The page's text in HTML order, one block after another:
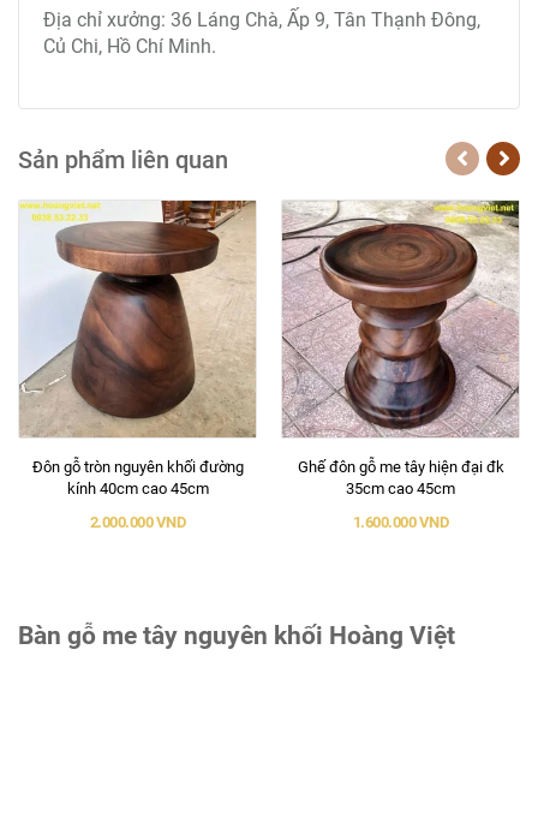
Địa chỉ xưởng: 36 Láng Chà, Ấp 9, Tân Thạnh Đông,
Củ Chi, Hồ Chí Minh.
Sản phẩm liên quan
Đôn gỗ tròn nguyên khối đường
kính 40cm cao 45cm
2.000.000 VND
Ghế đôn gỗ me tây hiện đại đk
35cm cao 45cm
1.600.000 VND
Bàn gỗ me tây nguyên khối Hoàng Việt